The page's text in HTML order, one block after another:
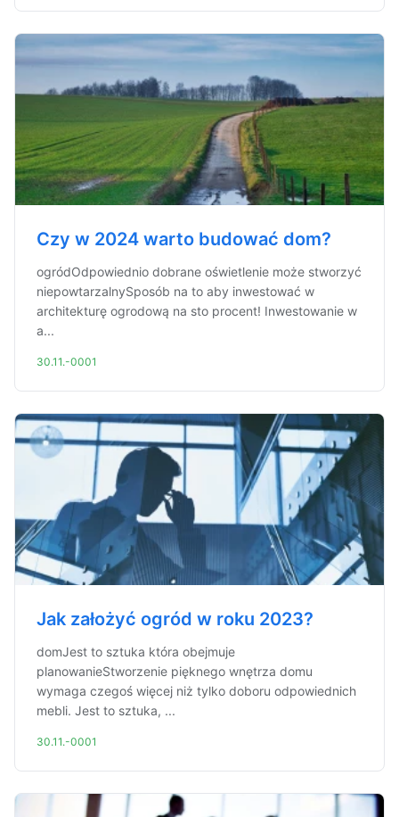
Czy w 2024 warto budować dom?
ogródOdpowiednio dobrane oświetlenie może stworzyć
niepowtarzalnySposób na to aby inwestować w
architekturę ogrodową na sto procent! Inwestowanie w
a...
30.11.-0001
Jak założyć ogród w roku 2023?
domJest to sztuka która obejmuje
planowanieStworzenie pięknego wnętrza domu
wymaga czegoś więcej niż tylko doboru odpowiednich
mebli. Jest to sztuka, ...
30.11.-0001